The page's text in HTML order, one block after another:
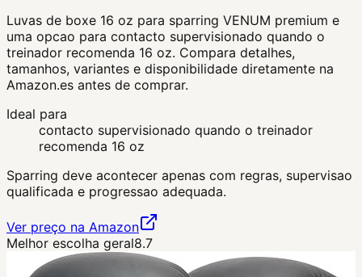
Luvas de boxe 16 oz para sparring VENUM premium e
uma opcao para contacto supervisionado quando o
treinador recomenda 16 oz. Compara detalhes,
tamanhos, variantes e disponibilidade diretamente na
Amazon.es antes de comprar.
Ideal para
contacto supervisionado quando o treinador
recomenda 16 oz
Sparring deve acontecer apenas com regras, supervisao
qualificada e progressao adequada.
Ver preço na Amazon
Melhor escolha geral8.7